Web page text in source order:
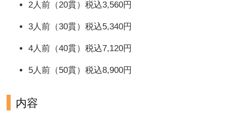
2人前（20貫）税込3,560円
3人前（30貫）税込5,340円
4人前（40貫）税込7,120円
5人前（50貫）税込8,900円
内容